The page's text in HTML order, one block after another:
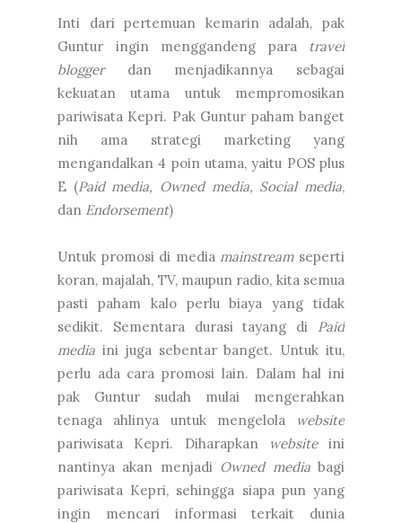
Inti dari pertemuan kemarin adalah, pak
Guntur ingin menggandeng para
travel
bloggerdan menjadikannya sebagai
kekuatan utama untuk mempromosikan
pariwisata Kepri. Pak Guntur paham banget
nih ama strategi marketing yang
mengandalkan 4 poin utama, yaitu POS plus
E (Paid media, Owned media, Social media,
dan Endorsement)
Untuk promosi di media mainstreamseperti
koran, majalah, TV, maupun radio, kita semua
pasti paham kalo perlu biaya yang tidak
sedikit. Sementara durasi tayang di Paid
media ini juga sebentar banget. Untuk itu,
perlu ada cara promosi lain. Dalam hal ini
pak Guntur sudah mulai mengerahkan
tenaga ahlinya untuk mengelola
website
pariwisata Kepri. Diharapkan
websiteini
nantinya akan menjadi Owned mediabagi
pariwisata Kepri, sehingga siapa pun yang
ingin mencari informasi terkait dunia